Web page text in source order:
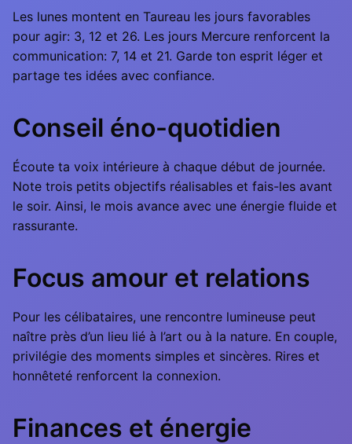
Les lunes montent en Taureau les jours favorables
pour agir: 3, 12 et 26. Les jours Mercure renforcent la
communication: 7, 14 et 21. Garde ton esprit léger et
partage tes idées avec confiance.
Conseil éno-quotidien
Écoute ta voix intérieure à chaque début de journée.
Note trois petits objectifs réalisables et fais-les avant
le soir. Ainsi, le mois avance avec une énergie fluide et
rassurante.
Focus amour et relations
Pour les célibataires, une rencontre lumineuse peut
naître près d’un lieu lié à l’art ou à la nature. En couple,
privilégie des moments simples et sincères. Rires et
honnêteté renforcent la connexion.
Finances et énergie